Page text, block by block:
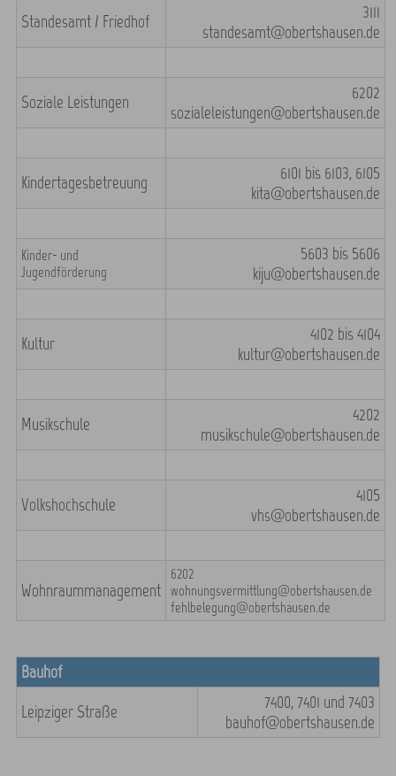
Standesamt / Friedhof
3111
standesamt@obertshausen.de
Soziale Leistungen
6202
sozialeleistungen@obertshausen.de
Kindertagesbetreuung
6101 bis 6103, 6105
kita@obertshausen.de
Kinder- und
Jugendförderung
5603 bis 5606
kiju@obertshausen.de
Kultur
4102 bis 4104
kultur@obertshausen.de
Musikschule
4202
musikschule@obertshausen.de
Volkshochschule
4105
vhs@obertshausen.de
Wohnraummanagement
6202
wohnungsvermittlung@obertshausen.de
fehlbelegung@obertshausen.de
Bauhof
Leipziger Straße
7400, 7401 und 7403
bauhof@obertshausen.de